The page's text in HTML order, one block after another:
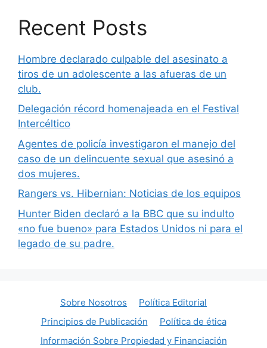
Recent Posts
Hombre declarado culpable del asesinato a
tiros de un adolescente a las afueras de un
club.
Delegación récord homenajeada en el Festival
Intercéltico
Agentes de policía investigaron el manejo del
caso de un delincuente sexual que asesinó a
dos mujeres.
Rangers vs. Hibernian: Noticias de los equipos
Hunter Biden declaró a la BBC que su indulto
«no fue bueno» para Estados Unidos ni para el
legado de su padre.
Sobre Nosotros
Política Editorial
Principios de Publicación
Política de ética
Información Sobre Propiedad y Financiación